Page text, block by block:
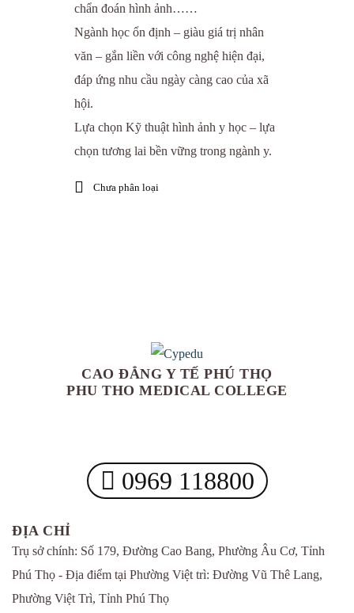
chẩn đoán hình ảnh……
Ngành học ổn định – giàu giá trị nhân
văn – gắn liền với công nghệ hiện đại,
đáp ứng nhu cầu ngày càng cao của xã
hội.
Lựa chọn Kỹ thuật hình ảnh y học – lựa
chọn tương lai bền vững trong ngành y.
Chưa phân loại
CAO ĐẲNG Y TẾ PHÚ THỌ
PHU THO MEDICAL COLLEGE
0969 118800
ĐỊA CHỈ
Trụ sở chính: Số 179, Đường Cao Bang, Phường Âu Cơ, Tỉnh
Phú Thọ - Địa điểm tại Phường Việt trì: Đường Vũ Thê Lang,
Phường Việt Trì, Tỉnh Phú Thọ